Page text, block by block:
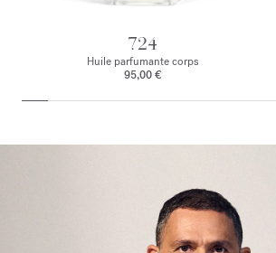
724
Huile parfumante corps
95,00 €